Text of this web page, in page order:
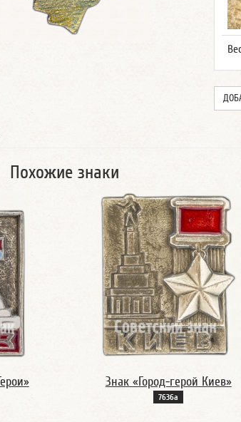
Похожие знаки
Знак «Город-герой Киев»
7636а